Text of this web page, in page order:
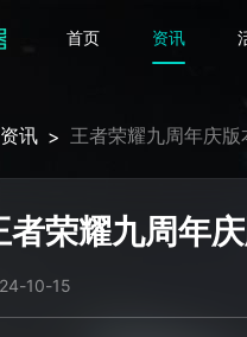
首页 资讯
资讯 > 王者荣耀九周年庆版
者荣耀九周年
10-15